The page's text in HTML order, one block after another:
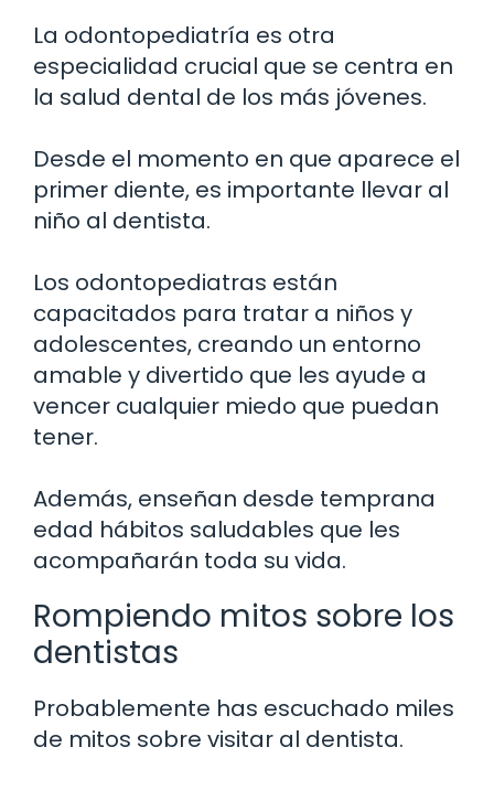
La odontopediatría es otra
especialidad crucial que se centra en
la salud dental de los más jóvenes.
Desde el momento en que aparece el
primer diente, es importante llevar al
niño al dentista.
Los odontopediatras están
capacitados para tratar a niños y
adolescentes, creando un entorno
amable y divertido que les ayude a
vencer cualquier miedo que puedan
tener.
Además, enseñan desde temprana
edad hábitos saludables que les
acompañarán toda su vida.
Rompiendo mitos sobre los
dentistas
Probablemente has escuchado miles
de mitos sobre visitar al dentista.